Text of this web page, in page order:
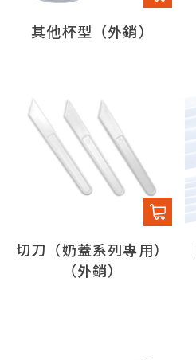
其他杯型（外銷）
切刀（奶蓋系列專用）
（外銷）